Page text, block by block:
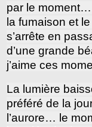
par le moment…
la fumaison et
s’arrête en
d’une grande
j’aime ces
La lumière
préféré de la
l’aurore… le